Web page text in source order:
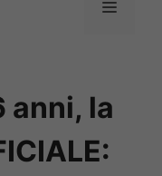
MENU
anni, la